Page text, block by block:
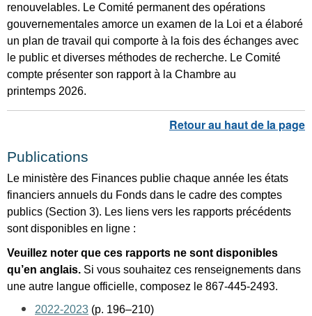
renouvelables. Le Comité permanent des opérations
gouvernementales amorce un examen de la Loi et a élaboré
un plan de travail qui comporte à la fois des échanges avec
le public et diverses méthodes de recherche. Le Comité
compte présenter son rapport à la Chambre au
printemps 2026.
Publications
Le ministère des Finances publie chaque année les états
financiers annuels du Fonds dans le cadre des comptes
publics (Section 3). Les liens vers les rapports précédents
sont disponibles en ligne :
Veuillez noter que ces rapports ne sont disponibles
qu’en anglais. Si vous souhaitez ces renseignements dans
une autre langue officielle, composez le 867-445-2493.
2022-2023 (p. 196­­­–210)